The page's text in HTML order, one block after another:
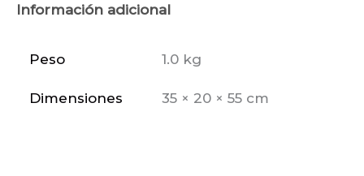
Información adicional
Peso 1.0 kg
Dimensiones 35 × 20 × 55 cm